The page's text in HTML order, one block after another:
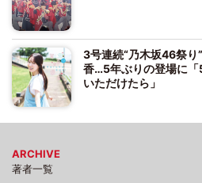
3号連続“乃木坂46祭り
香…5年ぶりの登場に「
いただけたら」
ARCHIVE
著者一覧